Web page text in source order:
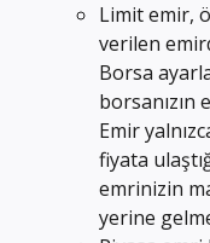
Limit emir,
verilen
Borsa
Emir
fiyata
emrinizin
yerine